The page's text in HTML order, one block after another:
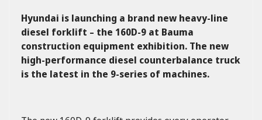
Hyundai is launching a brand new heavy-line
diesel forklift – the 160D-9 at Bauma
construction equipment exhibition. The new
high-performance diesel counterbalance truck
is the latest in the 9-series of machines.